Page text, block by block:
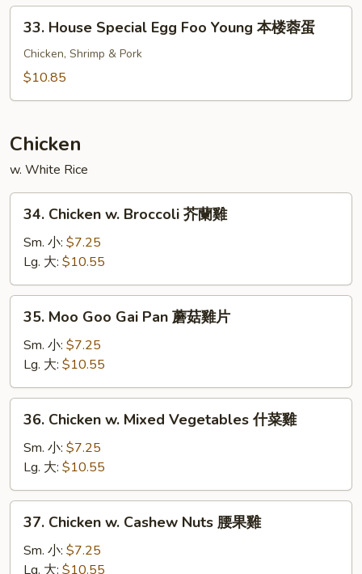
Young
33.
House
Special
Egg
楼
蓉
蛋
33. House Special Egg Foo Young 本楼蓉蛋
Chicken, Shrimp & Pork
$10.85
Chicken
w. White Rice
34.
Chicken
Broccoli
芥
蘭
34. Chicken w. Broccoli 芥蘭雞
Sm. 小: $7.25
Lg. 大: $10.55
35.
Moo
Goo
Gai
Pan
蘑
35. Moo Goo Gai Pan 蘑菇雞片
Sm. 小: $7.25
Lg. 大: $10.55
36.
Chicken
Mixed
Vegetables
什
36. Chicken w. Mixed Vegetables 什菜雞
Sm. 小: $7.25
Lg. 大: $10.55
37.
Chicken
Cashew
37. Chicken w. Cashew Nuts 腰果雞
Sm. 小: $7.25
Lg. 大: $10.55